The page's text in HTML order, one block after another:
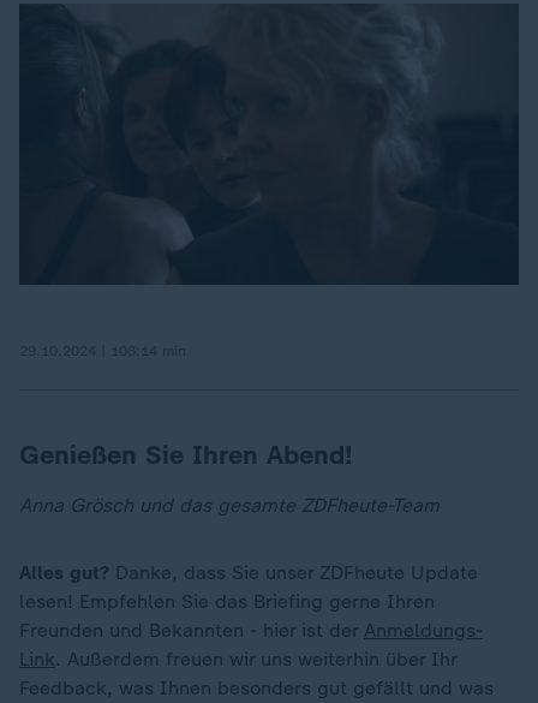
Genießen Sie Ihren Abend!
Anna Grösch und das gesamte ZDFheute-Team
Alles gut? Danke, dass Sie unser ZDFheute Update
lesen! Empfehlen Sie das Briefing gerne Ihren
Freunden und Bekannten - hier ist der Anmeldungs-
Link. Außerdem freuen wir uns weiterhin über Ihr
Feedback, was Ihnen besonders gut gefällt und was